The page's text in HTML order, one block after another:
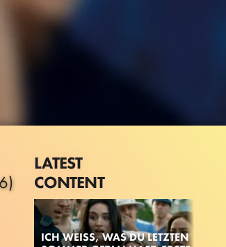
LATEST
CONTENT
ICH WEISS, WAS DU LETZTEN S